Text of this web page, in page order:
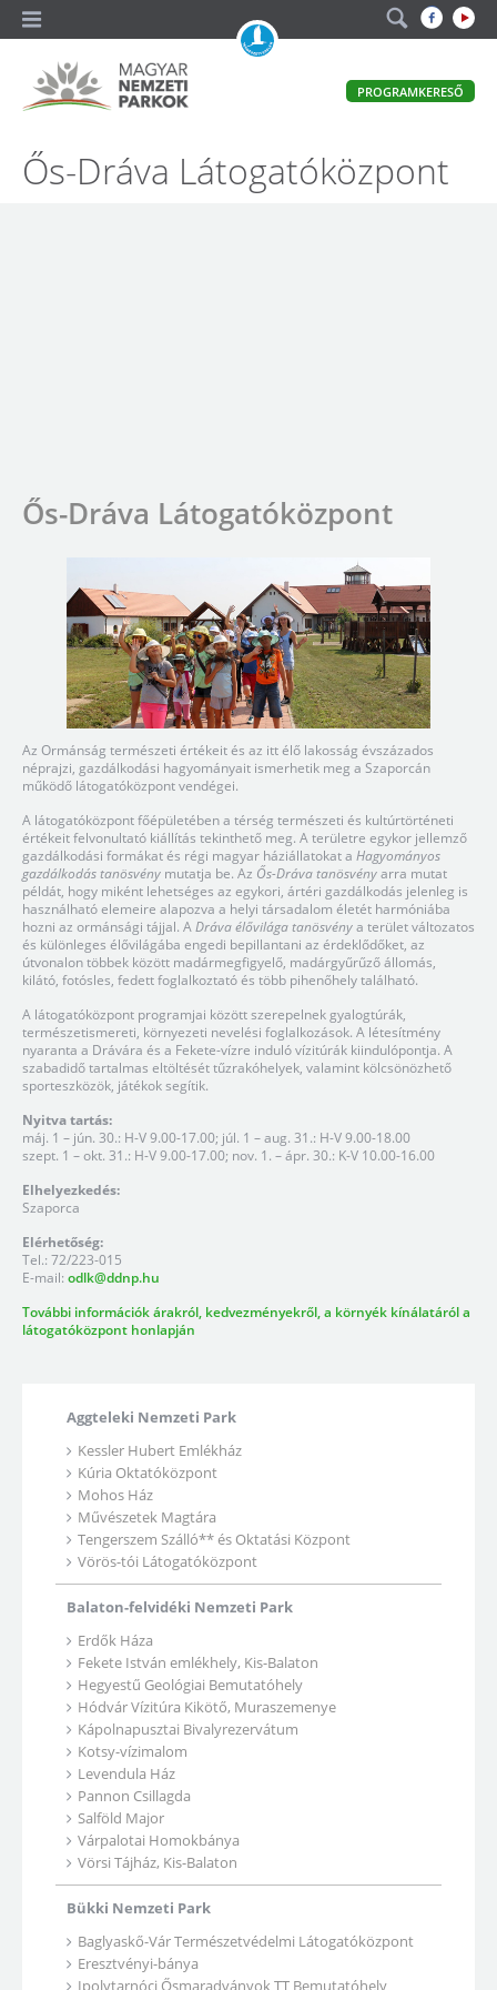
hivatalos
honlapja
Magyar
PROGRAMKERESŐ
Ős-Dráva Látogatóközpont
Ős-Dráva Látogatóközpont
Az Ormánság természeti értékeit és az itt élő lakosság évszázados
néprajzi, gazdálkodási hagyományait ismerhetik meg a Szaporcán
működő látogatóközpont vendégei.
A látogatóközpont főépületében a térség természeti és kultúrtörténeti
értékeit felvonultató kiállítás tekinthető meg. A területre egykor jellemző
gazdálkodási formákat és régi magyar háziállatokat a Hagyományos
gazdálkodás tanösvény mutatja be. Az Ős-Dráva tanösvényarra mutat
példát, hogy miként lehetséges az egykori, ártéri gazdálkodás jelenleg is
használható elemeire alapozva a helyi társadalom életét harmóniába
hozni az ormánsági tájjal. ADráva élővilága tanösvénya terület változatos
és különleges élővilágába engedi bepillantani az érdeklődőket, az
útvonalon többek között madármegfigyelő, madárgyűrűző állomás,
kilátó, fotósles, fedett foglalkoztató és több pihenőhely található.
A látogatóközpont programjai között szerepelnek gyalogtúrák,
természetismereti, környezeti nevelési foglalkozások. A létesítmény
nyaranta a Drávára és a Fekete-vízre induló vízitúrák kiindulópontja. A
szabadidő tartalmas eltöltését tűzrakóhelyek, valamint kölcsönözhető
sporteszközök, játékok segítik.
Nyitva tartás:
máj. 1 – jún. 30.: H-V 9.00-17.00; júl. 1 – aug. 31.: H-V 9.00-18.00
szept. 1 – okt. 31.: H-V 9.00-17.00; nov. 1. – ápr. 30.: K-V 10.00-16.00
Elhelyezkedés:
Szaporca
Elérhetőség:
Tel.: 72/223-015
E-mail: odlk@ddnp.hu
További információk árakról, kedvezményekről, a környék kínálatáról a
látogatóközpont honlapján
Aggteleki Nemzeti Park
Kessler Hubert Emlékház
Kúria Oktatóközpont
Mohos Ház
Művészetek Magtára
Tengerszem Szálló** és Oktatási Központ
Vörös-tói Látogatóközpont
Balaton-felvidéki Nemzeti Park
Erdők Háza
Fekete István emlékhely, Kis-Balaton
Hegyestű Geológiai Bemutatóhely
Hódvár Vízitúra Kikötő, Muraszemenye
Kápolnapusztai Bivalyrezervátum
Kotsy-vízimalom
Levendula Ház
Pannon Csillagda
Salföld Major
Várpalotai Homokbánya
Vörsi Tájház, Kis-Balaton
Bükki Nemzeti Park
Baglyaskő-Vár Természetvédelmi Látogatóközpont
Eresztvényi-bánya
Ipolytarnóci Ősmaradványok TT Bemutatóhely